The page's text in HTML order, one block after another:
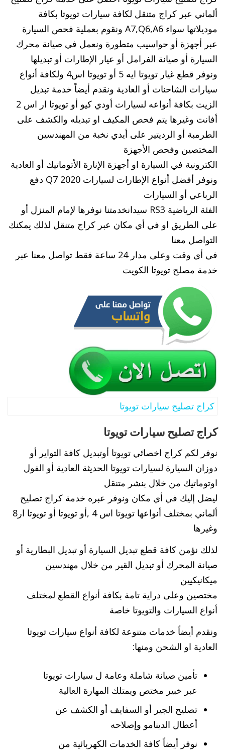
ألماني عبر كراج متنقل لكافة سيارات تويوتا بكافة
موديلاتها سواء A7,Q6,A6 ونقوم بعملية فحص السيارة
عبر أجهزة أو حواسيب متطورة ونعمل في صيانة محرك
السيارة أو صيانة الفرامل أو عيار الإطارات أو تبديلها
ونوفر قطع غيار تويوتا ايه 5 أو تويوتا اس4 ولكافة أنواع
سيارات الشاحنات أو العادية ونقدم أيضاً خدمة تبديل
الزيت بكافة أنواعه لسيارات أودي كيو أو تويوتا ار اس 2
أفانت وغيرها يتم فحص المكيف او تبديله والكشف على
الطرمبة أو الرديتير على أيدي نخبة من المهندسين
المختصين وفحص الأجهزة
الكترونية في السيارة او أجهزة الإنارة الأتوماتيك أو العادية
ونوفر أفضل أنواع الإطارات لسيارات Q7 2020 دفع
الرباعي أو السيارات
الفئة الرياضية RS3 سيدانخدمتنا نوفرها لإمام المنزل أو
على الطريق او في أي مكان عبر كراج متنقل لذلك يمكنك
التواصل معنا
في أي وقت وعلى مدار 24 ساعة فقط تواصل معنا عبر
خدمة مصلح تويوتا الكويت
كراج تصليح سيارات تويوتا
كراج تصليح سيارات تويوتا
نوفر لكم كراج اخصائي تويوتا أوتبديل كافة التواير أو
دوزان السيارة لسيارات تويوتا الحديثة العادية أو الفول
اوتوماتيك من خلال بنشر متنقل
ليضل إليك في أي مكان ونوفر عبره خدمة كراج تصليح
ألماني بمختلف أنواعها تويوتا اس 4 ,أو تويوتا أو تويوتا ار8
وغيرها
لذلك نؤمن كافة قطع تبديل السيارة أو تبديل البطارية أو
صيانة المحرك أو تبديل القير من خلال مهندسين
ميكانيكيين
مختصين وعلى دراية تامة بكافة أنواع القطع لمختلف
أنواع السيارات والتويوتا خاصة
ونقدم أيضاً خدمات متنوعة لكافة أنواع سيارات تويوتا
العادية او الشحن ومنها:
تأمين صيانة شاملة وعامة ل سيارات تويوتا
عبر خبير مختص ويمتلك المهارة العالية
تصليح الجير أو السفايف أو الكشف عن
أعطال الدينامو وإصلاحه
نوفر أيضاً كافة الخدمات الكهربائية من